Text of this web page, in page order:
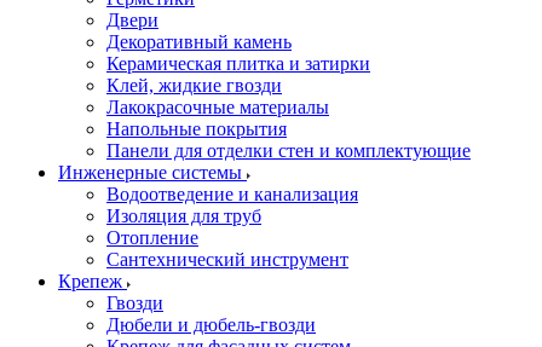
Двери
Декоративный камень
Керамическая плитка и затирки
Клей, жидкие гвозди
Лакокрасочные материалы
Напольные покрытия
Панели для отделки стен и комплектующие
Инженерные системы
Водоотведение и канализация
Изоляция для труб
Отопление
Сантехнический инструмент
Крепеж
Гвозди
Дюбели и дюбель-гвозди